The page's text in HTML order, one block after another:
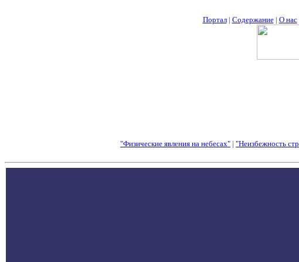
Портал| Содержание| О нас
"Физические явления на небесах" | "Неизбежность